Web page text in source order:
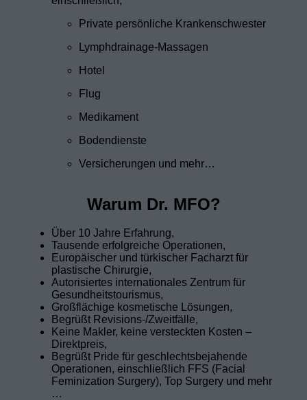
Private persönliche Krankenschwester
Lymphdrainage-Massagen
Hotel
Flug
Medikament
Bodendienste
Versicherungen und mehr…
Warum Dr. MFO?
Über 10 Jahre Erfahrung,
Tausende erfolgreiche Operationen,
Europäischer und türkischer Facharzt für
plastische Chirurgie,
Autorisiertes internationales Zentrum für
Gesundheitstourismus,
Großflächige kosmetische Lösungen,
Begrüßt Revisions-/Zweitfälle,
Keine Makler, keine versteckten Kosten –
Direktpreis,
Begrüßt Pride für geschlechtsbejahende
Operationen, einschließlich FFS (Facial
Feminization Surgery), Top Surgery und mehr
…